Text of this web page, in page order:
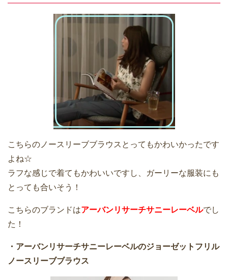
こちらのノースリーブブラウスとってもかわいかったです
よね☆
ラフな感じで着てもかわいいですし、ガーリーな服装にも
とっても合いそう！
こちらのブランドはアーバンリサーチサニーレーベルでし
た！
・アーバンリサーチサニーレーベルのジョーゼットフリル
ノースリーブブラウス